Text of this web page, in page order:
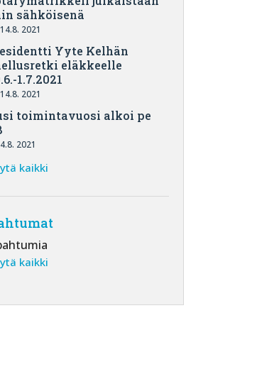
sähköisenä
14.8. 2021
Yyte Kelhän
eläkkeelle
1.7.2021
14.8. 2021
toimintavuosi alkoi pe
4.8. 2021
kaikki
kaikki